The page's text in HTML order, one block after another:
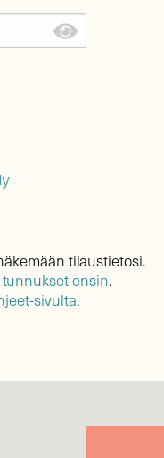
tilaustietosi.
ensin.
sivulta.